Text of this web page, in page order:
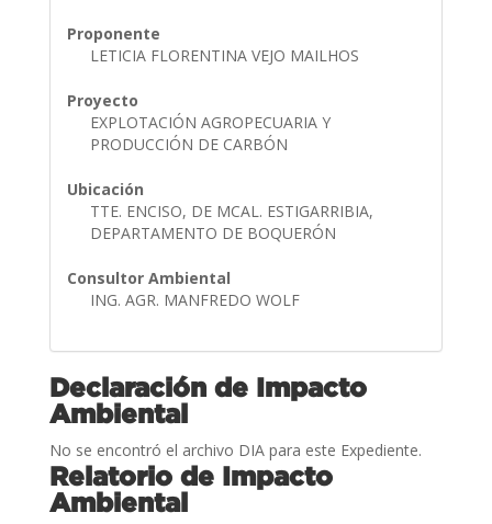
Proponente
LETICIA FLORENTINA VEJO MAILHOS
Proyecto
EXPLOTACIÓN AGROPECUARIA Y
PRODUCCIÓN DE CARBÓN
Ubicación
TTE. ENCISO, DE MCAL. ESTIGARRIBIA,
DEPARTAMENTO DE BOQUERÓN
Consultor Ambiental
ING. AGR. MANFREDO WOLF
Declaración de Impacto
Ambiental
No se encontró el archivo DIA para este Expediente.
Relatorio de Impacto
Ambiental